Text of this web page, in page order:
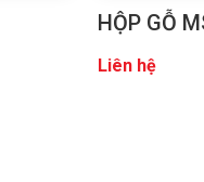
HỘP GỖ
Liên hệ